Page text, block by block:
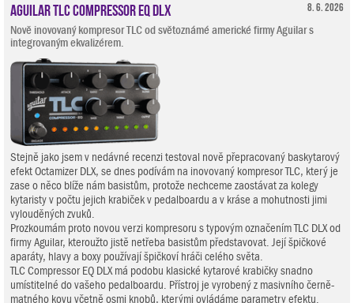
8. 6. 2026
Aguilar TLC Compressor EQ DLX
Nově inovovaný kompresor TLC od světoznámé americké firmy Aguilar s
integrovaným ekvalizérem.
Stejně jako jsem v nedávné recenzi testoval nově přepracovaný baskytarový
efekt Octamizer DLX, se dnes podívám na inovovaný kompresor TLC, který je
zase o něco blíže nám basistům, protože nechceme zaostávat za kolegy
kytaristy v počtu jejich krabiček v pedalboardu a v kráse a mohutnosti jimi
vylouděných zvuků.
Prozkoumám proto novou verzi kompresoru s typovým označením TLC DLX od
firmy Aguilar, kteroužto jistě netřeba basistům představovat. Její špičkové
aparáty, hlavy a boxy používají špičkoví hráči celého světa.
TLC Compressor EQ DLX má podobu klasické kytarové krabičky snadno
umístitelné do vašeho pedalboardu. Přístroj je vyrobený z masivního černě-
matného kovu včetně osmi knobů, kterými ovládáme parametry efektu.